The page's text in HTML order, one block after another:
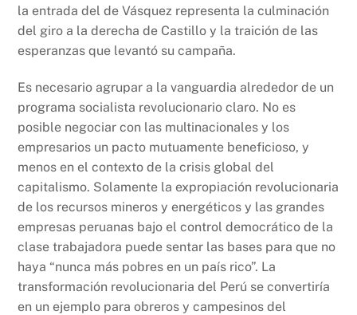
la entrada del de Vásquez representa la culminación
del giro a la derecha de Castillo y la traición de las
esperanzas que levantó su campaña.
Es necesario agrupar a la vanguardia alrededor de un
programa socialista revolucionario claro. No es
posible negociar con las multinacionales y los
empresarios un pacto mutuamente beneficioso, y
menos en el contexto de la crisis global del
capitalismo. Solamente la expropiación revolucionaria
de los recursos mineros y energéticos y las grandes
empresas peruanas bajo el control democrático de la
clase trabajadora puede sentar las bases para que no
haya “nunca más pobres en un país rico”. La
transformación revolucionaria del Perú se convertiría
en un ejemplo para obreros y campesinos del